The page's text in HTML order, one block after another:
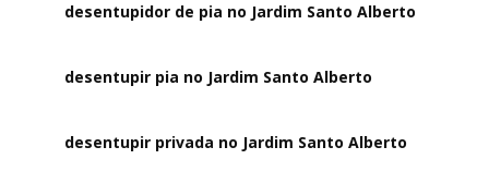
desentupidor de pia no Jardim Santo Alberto
desentupir pia no Jardim Santo Alberto
desentupir privada no Jardim Santo Alberto